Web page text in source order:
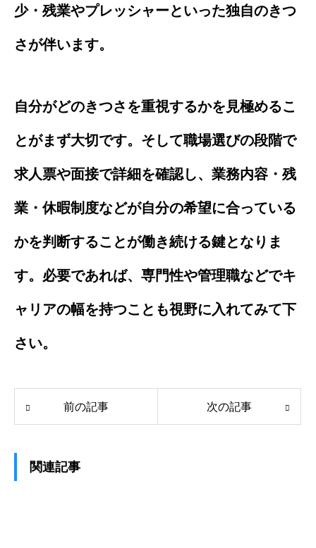
少・残業やプレッシャーといった独自のきつ
さが伴います。
自分がどのきつさを重視するかを見極めるこ
とがまず大切です。そして職場選びの段階で
求人票や面接で詳細を確認し、業務内容・残
業・休暇制度などが自分の希望に合っている
かを判断することが働き続ける鍵となりま
す。必要であれば、専門性や管理職などでキ
ャリアの幅を持つことも視野に入れてみて下
さい。
前の記事 次の記事
関連記事